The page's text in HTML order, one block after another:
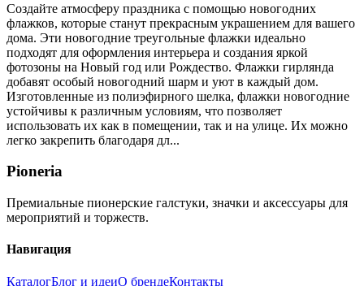
Создайте атмосферу праздника с помощью новогодних
флажков, которые станут прекрасным украшением для вашего
дома. Эти новогодние треугольные флажки идеально
подходят для оформления интерьера и создания яркой
фотозоны на Новый год или Рождество. Флажки гирлянда
добавят особый новогодний шарм и уют в каждый дом.
Изготовленные из полиэфирного шелка, флажки новогодние
устойчивы к различным условиям, что позволяет
использовать их как в помещении, так и на улице. Их можно
легко закрепить благодаря дл...
Pioneria
Премиальные пионерские галстуки, значки и аксессуары для
мероприятий и торжеств.
Навигация
КаталогБлог и идеиО брендеКонтакты